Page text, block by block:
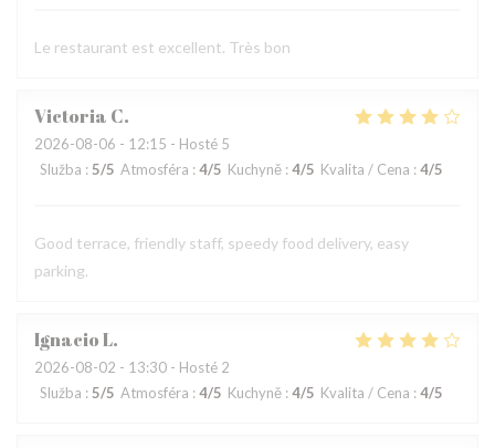
Le restaurant est excellent. Très bon
Victoria C
2026-08-06 - 12:15 - Hosté 5
Služba : 5/5 Atmosféra : 4/5 Kuchyně : 4/5 Kvalita / Cena : 4/5
Good terrace, friendly staff, speedy food delivery, easy
parking.
IgnacioL
2026-08-02 - 13:30 - Hosté 2
Služba : 5/5 Atmosféra : 4/5 Kuchyně : 4/5 Kvalita / Cena : 4/5